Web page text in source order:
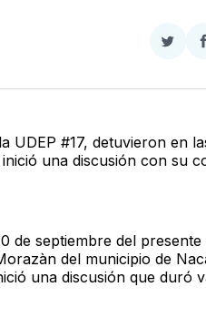
UDEP #17, detuvieron en
una discusión con su
de septiembre del presente
del municipio de
una discusión que duró